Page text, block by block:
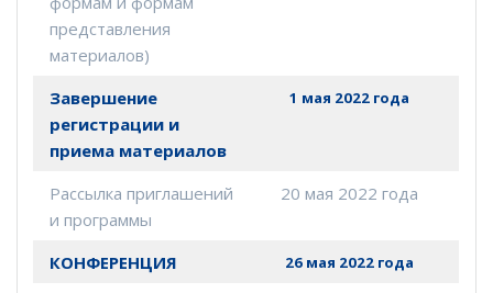
представления
материалов)
Завершение
регистрации и
приема материалов
1 мая 2022 года
Рассылка приглашений
и программы
20 мая 2022 года
КОНФЕРЕНЦИЯ 26 мая 2022 года